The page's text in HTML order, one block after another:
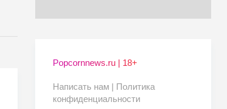
Popcornnews.ru | 18+
Написать нам | Политика
конфиденциальности